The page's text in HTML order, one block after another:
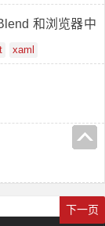
和浏览器中
xaml
下一页